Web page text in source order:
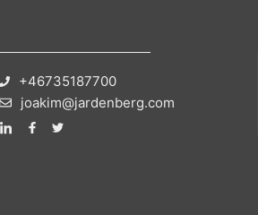
+46735187700
joakim@jardenberg.com